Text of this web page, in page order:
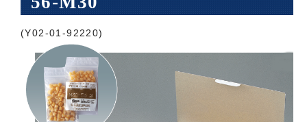
歯科関連機器
術野撮影キット
3D実体顕微鏡
(Y02-01-92220)